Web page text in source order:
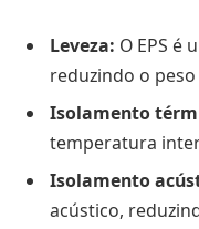
Leveza: O EPS é
reduzindo o peso
Isolamento
temperatura
Isolamento
acústico,